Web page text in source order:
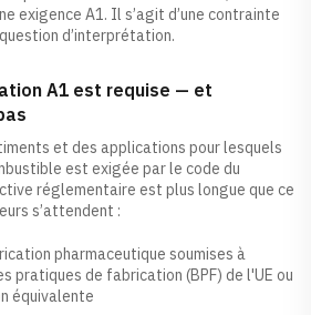
exigence A1. Il s’agit d’une contrainte
d’interprétation.
A1 est requise — et
et des applications pour lesquels
est exigée par le code du
réglementaire est plus longue que ce
s’attendent :
pharmaceutique soumises à
pratiques de fabrication (BPF) de l'UE ou
équivalente